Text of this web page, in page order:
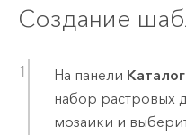
Создание
На панели Каталог
набор растровых
мозаики и